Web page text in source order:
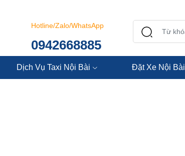
Hotline/Zalo/WhatsApp
0942668885
Dịch Vụ Taxi Nội Bài Đặt Xe Nội Bài